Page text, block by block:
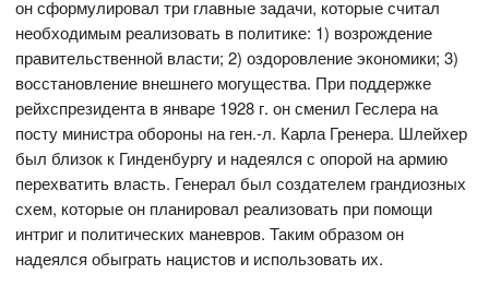
он сформулировал три главные задачи, которые считал
необходимым реализовать в политике: 1) возрождение
правительственной власти; 2) оздоровление экономики; 3)
восстановление внешнего могущества. При поддержке
рейхспрезидента в январе 1928 г. он сменил Геслера на
посту министра обороны на ген.-л. Карла Гренера. Шлейхер
был близок к Гинденбургу и надеялся с опорой на армию
перехватить власть. Генерал был создателем грандиозных
схем, которые он планировал реализовать при помощи
интриг и политических маневров. Таким образом он
надеялся обыграть нацистов и использовать их.